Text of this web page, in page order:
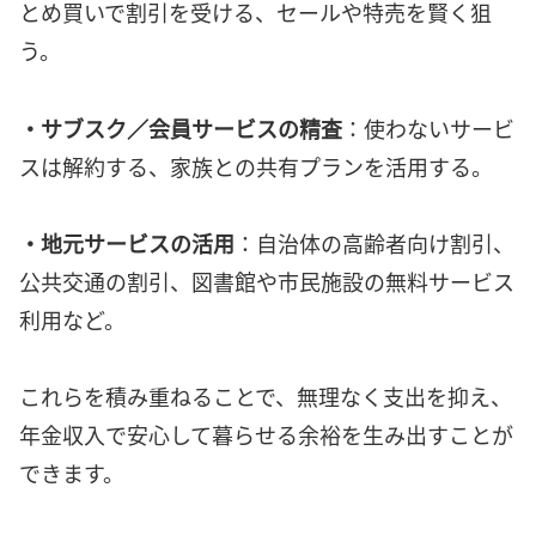
とめ買いで割引を受ける、セールや特売を賢く狙
う。
・サブスク／会員サービスの精査 ：使わないサービ
スは解約する、家族との共有プランを活用する。
・地元サービスの活用 ：自治体の高齢者向け割引、
公共交通の割引、図書館や市民施設の無料サービス
利用など。
これらを積み重ねることで、無理なく支出を抑え、
年金収入で安心して暮らせる余裕を生み出すことが
できます。